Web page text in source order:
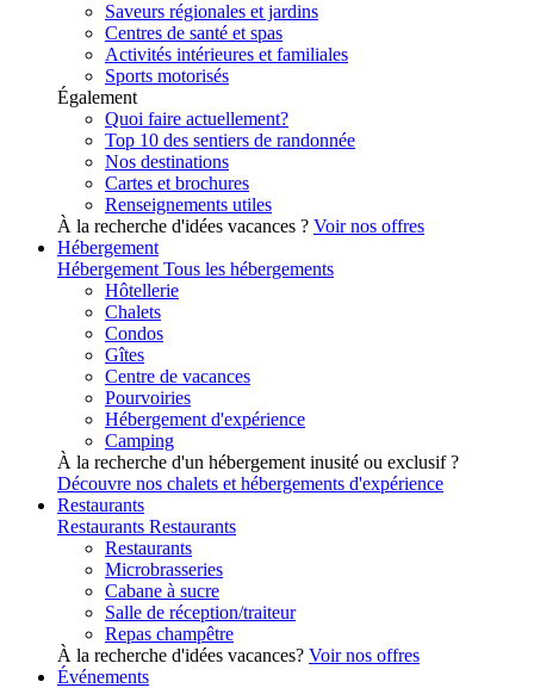
Saveurs régionales et jardins
Centres de santé et spas
Activités intérieures et familiales
Sports motorisés
Également
Quoi faire actuellement?
Top 10 des sentiers de randonnée
Nos destinations
Cartes et brochures
Renseignements utiles
À la recherche d'idées vacances ? Voir nos offres
Hébergement
Hébergement Tous les hébergements
Hôtellerie
Chalets
Condos
Gîtes
Centre de vacances
Pourvoiries
Hébergement d'expérience
Camping
À la recherche d'un hébergement inusité ou exclusif ?
Découvre nos chalets et hébergements d'expérience
Restaurants
Restaurants Restaurants
Restaurants
Microbrasseries
Cabane à sucre
Salle de réception/traiteur
Repas champêtre
À la recherche d'idées vacances? Voir nos offres
Événements